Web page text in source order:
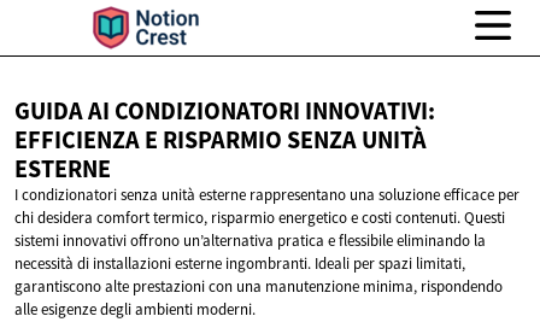
GUIDA AI CONDIZIONATORI INNOVATIVI:
EFFICIENZA E RISPARMIO SENZAUNITÀ
ESTERNE
I condizionatori senza unità esterne rappresentano una soluzione efficace per
chi desidera comfort termico, risparmio energetico e costi contenuti. Questi
sistemi innovativi offrono un’alternativa pratica e flessibile eliminando la
necessità di installazioni esterne ingombranti. Ideali per spazi limitati,
garantiscono alte prestazioni con una manutenzione minima, rispondendo
alle esigenze degli ambienti moderni.